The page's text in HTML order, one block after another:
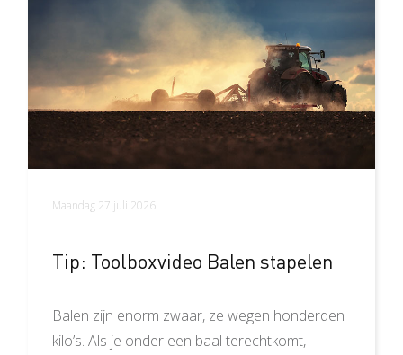
Maandag 27 juli 2026
Tip: Toolboxvideo Balen stapelen
Balen zijn enorm zwaar, ze wegen honderden
kilo’s. Als je onder een baal terechtkomt,